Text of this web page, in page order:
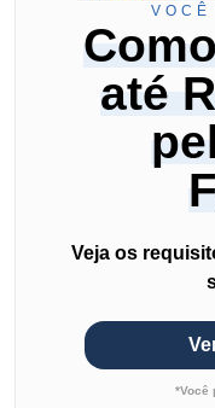
até
Veja os
*Você